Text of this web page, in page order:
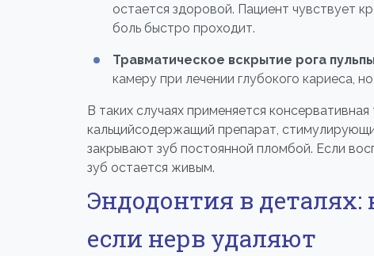
остается здоровой. Пациент чувствует
боль быстро проходит.
Травматическое вскрытие рога
камеру при лечении глубокого кариеса,
В таких случаях применяется
кальцийсодержащий препарат,
закрывают зуб постоянной пломбой. Если
зуб остается живым.
Эндодонтия в деталях:
если нерв удаляют